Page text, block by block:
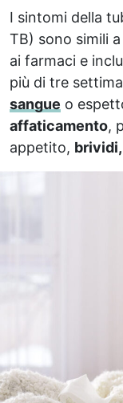
I sintomi della
TB) sono simili
ai farmaci e
più di tre
sangue o
affaticamento,
appetito,